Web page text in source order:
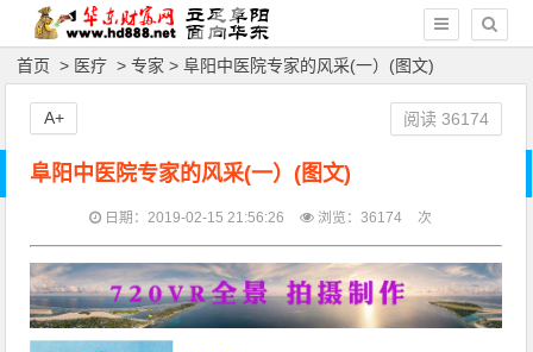
首页 > 医疗 >专家 > 阜阳中医院专家的风采(一）(图文)
阜阳中医院专家的风采(一）(图文)
日期：2019-02-15 21:56:26 浏览： 36174 次
阅读36174
A+